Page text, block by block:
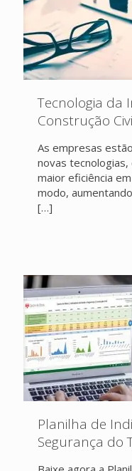
Tecnologia da
Construção
As empresas
novas
maior eficiência
modo,
[…]
Planilha de
Segurança do